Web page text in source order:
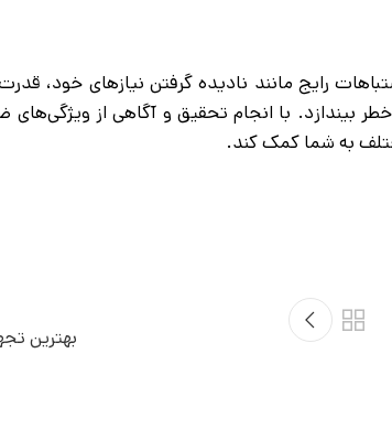
رایج مانند نادیده گرفتن نیازهای خود، قدرت
بیندازد. با انجام تحقیق و آگاهی از ویژگی‌های
به شما کمک کند.
بهترین